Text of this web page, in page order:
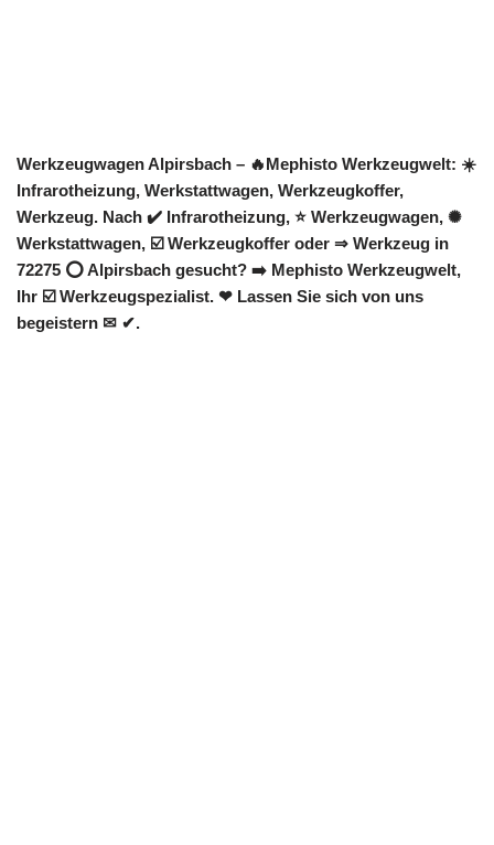
Werkzeugwagen Alpirsbach – 🔥Mephisto Werkzeugwelt: ☀️
Infrarotheizung, Werkstattwagen, Werkzeugkoffer,
Werkzeug. Nach ✔️ Infrarotheizung, ⭐ Werkzeugwagen, ✺
Werkstattwagen, ☑️ Werkzeugkoffer oder ⇒ Werkzeug in
72275 ⭕ Alpirsbach gesucht? ➡️ Mephisto Werkzeugwelt,
Ihr ☑️ Werkzeugspezialist. ❤ Lassen Sie sich von uns
begeistern ✉ ✔.